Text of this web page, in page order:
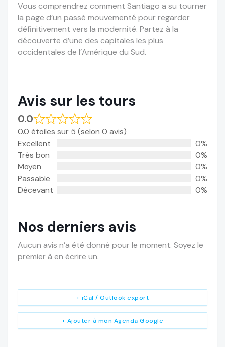
Vous comprendrez comment Santiago a su tourner
la page d’un passé mouvementé pour regarder
définitivement vers la modernité. Partez à la
découverte d’une des capitales les plus
occidentales de l’Amérique du Sud.
Avis sur les tours
0.0
0.0 étoiles sur 5 (selon 0 avis)
Excellent
0%
Très bon
0%
Moyen
0%
Passable
0%
Décevant
0%
Nos derniers avis
Aucun avis n’a été donné pour le moment. Soyez le
premier à en écrire un.
+ Ajouter à mon Agenda Google
+ iCal / Outlook export